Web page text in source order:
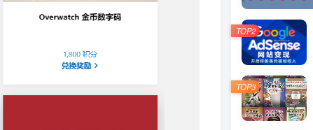
TOP2
TOP3